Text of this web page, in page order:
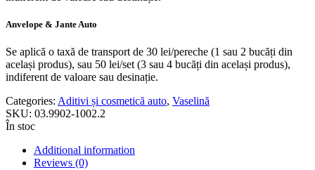
Anvelope & Jante Auto
Se aplică o taxă de transport de 30 lei/pereche (1 sau 2 bucăți din
același produs), sau 50 lei/set (3 sau 4 bucăți din același produs),
indiferent de valoare sau desinație.
Categories: Aditivi și cosmetică auto, Vaselină
SKU: 03.9902-1002.2
În stoc
Additional information
Reviews (0)